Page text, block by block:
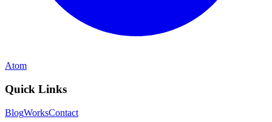
Atom
Quick Links
BlogWorksContact